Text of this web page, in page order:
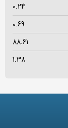
0.24
0.69
88.61
1.38